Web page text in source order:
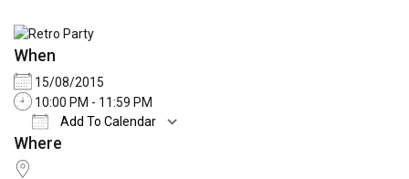
When
15/08/2015
10:00 PM - 11:59 PM
Add To Calendar
Download ICS
Where